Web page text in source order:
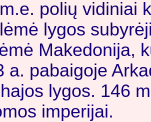
polių vidiniai
lygos
Makedonija,
a. pabaigoje
lygos. 146
imperijai.